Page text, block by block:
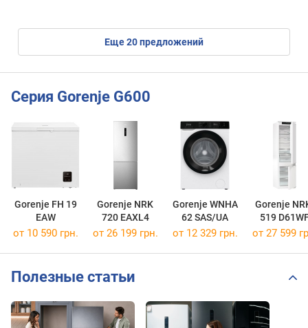
eще20предложений
Серия Gorenje G600
Gorenje FH 19
EAW
Gorenje NRK
720 EAXL4
Gorenje WNHA
62 SAS/UA
Gorenje
519
от 10 590 грн. от 26 199 грн. от 12 329 грн. от 27 599
Полезные статьи